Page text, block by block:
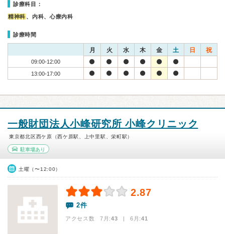
診療科目：
精神科 、内科、心療内科
診療時間
月 火 水 木 金 土 日 祝
09:00-12:00
13:00-17:00
一般財団法人小峰研究所 小峰クリニック
東京都北区西ケ原（西ケ原駅、上中里駅、栄町駅）
駐車場あり
土曜（〜12:00）
2.87
2件
アクセス数 7月:43 | 6月:41